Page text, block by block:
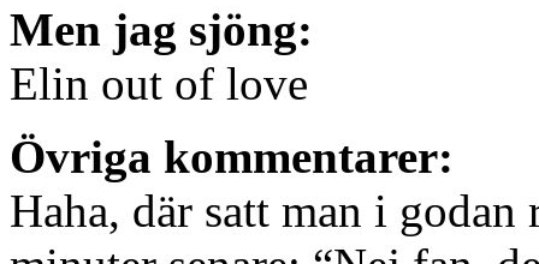
Men jag sjöng:
Elin out of love
Övriga kommentarer:
Haha, där satt man i